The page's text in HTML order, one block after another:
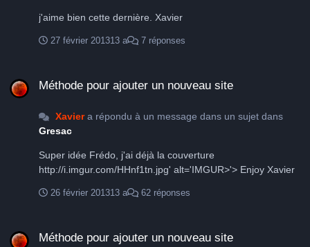
j'aime bien cette dernière. Xavier
27 février 201313 a 7 réponses
Méthode pour ajouter un nouveau site
Xaviera répondu à un message dans un sujet dans
Gresac
Super idée Frédo, j'ai déjà la couverture
http://i.imgur.com/HHnf1tn.jpg' alt='IMGUR>'> Enjoy Xavier
26 février 201313 a 62 réponses
Méthode pour ajouter un nouveau site